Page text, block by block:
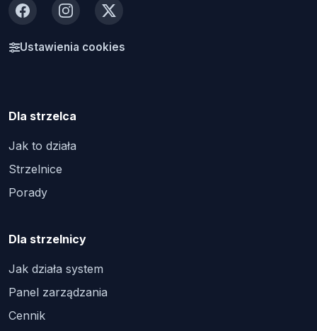
FacebookInstagram
X
Ustawienia cookies
Dla strzelca
Jak to działa
Strzelnice
Porady
Dla strzelnicy
Jak działa system
Panel zarządzania
Cennik